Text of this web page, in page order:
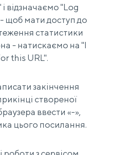
відзначаємо "Log
щоб мати доступ до
статистики
- натискаємо на "I
this URL".
закінчення
створеної
ввести «-»,
цього посилання.